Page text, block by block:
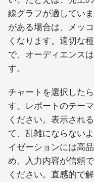
線グラフが適してい
がある場合は、メッ
くなります。適切な
で、オーディエンス
す。
チャートを選択した
す。レポートのテー
ください。表示され
て、乱雑にならない
イゼーションには高
め、入力内容が信頼
ください。直感的で